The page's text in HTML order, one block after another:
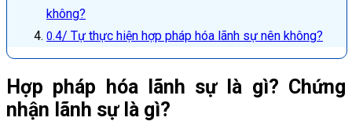
không?
4/ Tự thực hiện hợp pháp hóa lãnh sự nên không?
Hợp pháp hóa lãnh sự là gì? Chứng
nhận lãnh sự là gì?